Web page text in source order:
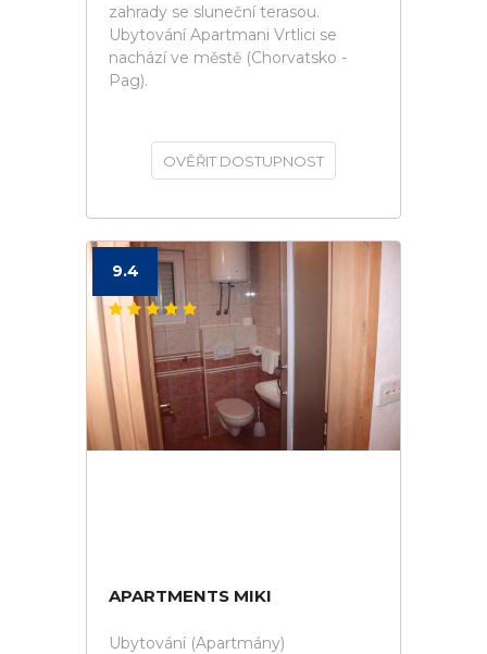
zahrady se sluneční terasou.
Ubytování Apartmani Vrtlici se
nachází ve městě (Chorvatsko -
Pag).
OVĚŘIT DOSTUPNOST
9.4
APARTMENTS MIKI
Ubytování (Apartmány)